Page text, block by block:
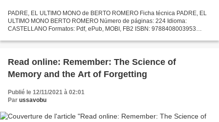
PADRE, EL ULTIMO MONO de BERTO ROMERO Ficha técnica PADRE, EL
ULTIMO MONO BERTO ROMERO Número de páginas: 224 Idioma:
CASTELLANO Formatos: Pdf, ePub, MOBI, FB2 ISBN: 9788408003953
Read online: Remember: The Science of
Memory and the Art of Forgetting
Publié le 12/11/2021 à 02:01
Par ussavobu